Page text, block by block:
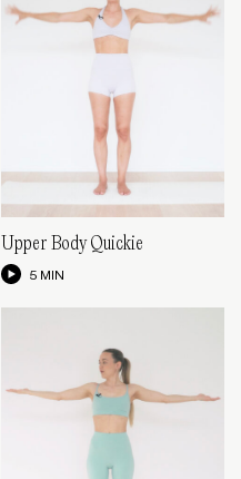
Upper Body Quickie
5 MIN